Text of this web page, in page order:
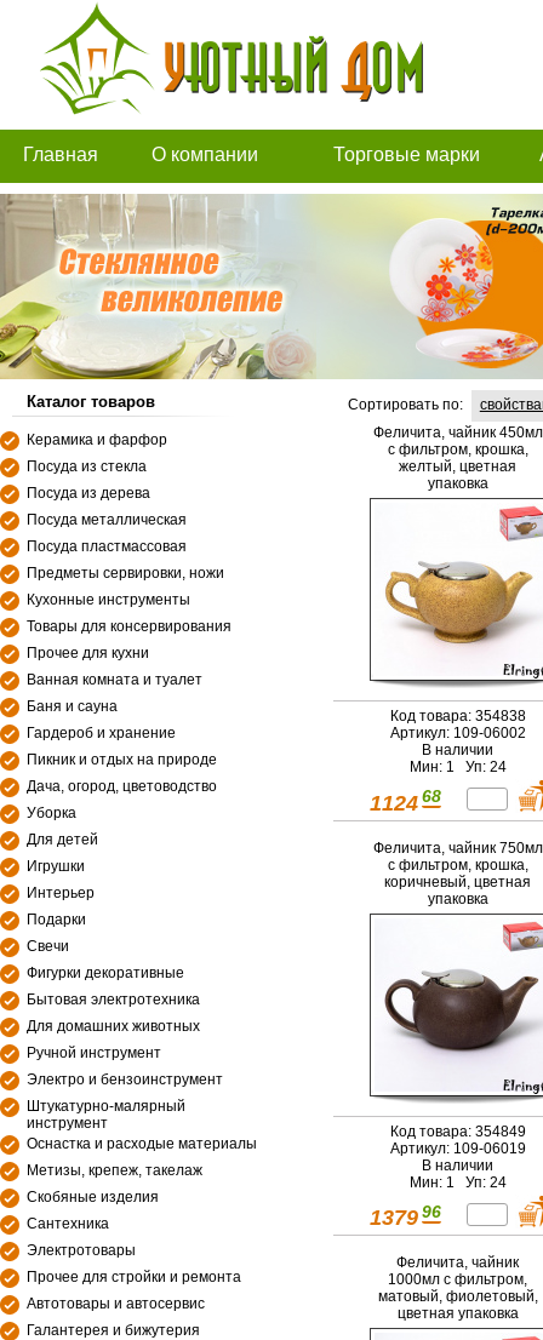
Главная О компании Торговые марки
Каталог товаров
Керамика и фарфор
Посуда из стекла
Посуда из дерева
Посуда металлическая
Посуда пластмассовая
Предметы сервировки, ножи
Кухонные инструменты
Товары для консервирования
Прочее для кухни
Ванная комната и туалет
Баня и сауна
Гардероб и хранение
Пикник и отдых на природе
Дача, огород, цветоводство
Уборка
Для детей
Игрушки
Интерьер
Подарки
Свечи
Фигурки декоративные
Бытовая электротехника
Для домашних животных
Ручной инструмент
Электро и бензоинструмент
Штукатурно-малярный
инструмент
Оснастка и расходые материалы
Метизы, крепеж, такелаж
Скобяные изделия
Сантехника
Электротовары
Прочее для стройки и ремонта
Автотовары и автосервис
Галантерея и бижутерия
Сортировать по:
Феличита, чайник 450мл
с фильтром, крошка,
желтый, цветная
упаковка
Код товара: 354838
Артикул: 109-06002
В наличии
Мин: 1 Уп: 24
1124 68
Феличита, чайник 750мл
с фильтром, крошка,
коричневый, цветная
упаковка
Код товара: 354849
Артикул: 109-06019
В наличии
Мин: 1 Уп: 24
1379 96
Феличита, чайник
1000мл с фильтром,
матовый, фиолетовый,
цветная упаковка